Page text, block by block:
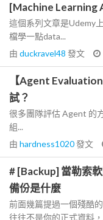
[Machine Learning
這個系列文章是Udemy
檔學一點data...
由 duckravel48 發文
【Agent
試？
很多團隊評估 Agent 的
組...
由 hardness1020發文
# [Backup] 當勒索
備份是什麼
前面幾篇提過一個殘酷
往往不是你的正式資料，